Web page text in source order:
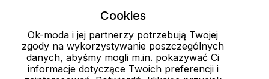
Cookies - szczegółowe ustawienia|Więcej informacji|
prywatności
Cookies
Ok-moda i jej partnerzy potrzebują Twojej
zgody na wykorzystywanie poszczególnych
danych, abyśmy mogli m.in. pokazywać Ci
informacje dotyczące Twoich preferencji i